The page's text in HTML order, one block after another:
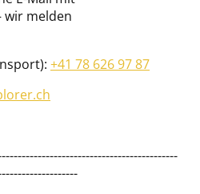
wir melden
+41 78 626 97 87